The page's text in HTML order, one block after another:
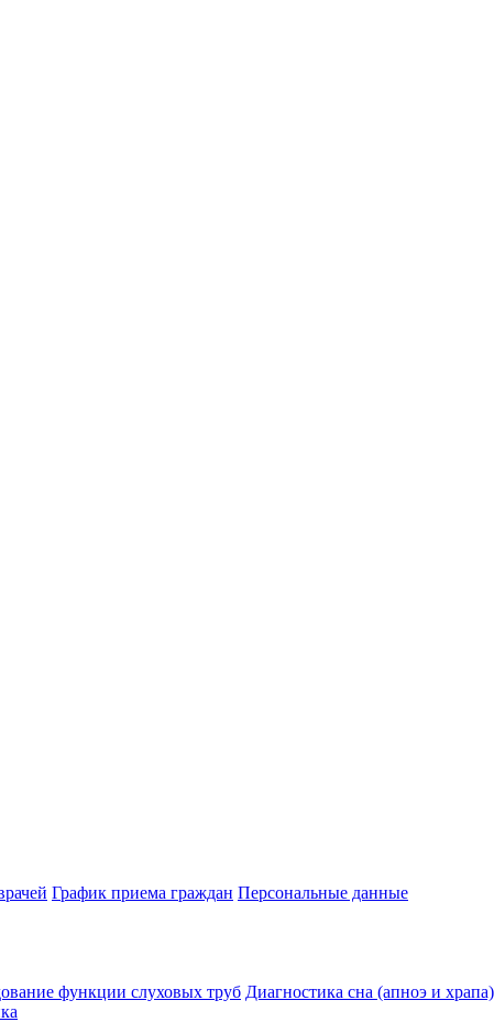
График приема граждан Персональные данные
функции слуховых труб Диагностика сна (апноэ и храпа)